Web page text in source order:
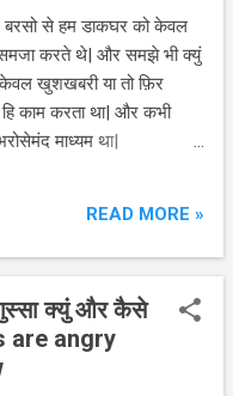
संघर्ष करने के बाद भी कुछ
हो पाते है| किसान हि
के भरोसे पर हि अपनी
,सरकारे भी...
से हम डाकघर को केवल
समजा करते थे| और समझे भी क्युं
खुशखबरी या तो फ़िर
हि काम करता था| और कभी
भरोसेमंद माध्यम था|
डाकघर के माध्यम से एक नही–
कि सुविधा का लाभ आप
अपने फसल कि बिमा भी
याने कॉमन सर्विस सेंटर के
याने अब प्रधानमंत्री फसल
READ MORE »
क्युं और कैसे
are angry